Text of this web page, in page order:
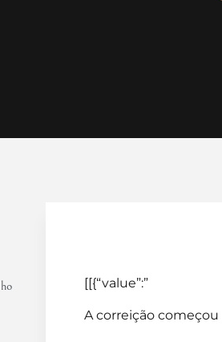
[[{“value”:”
A correição começou